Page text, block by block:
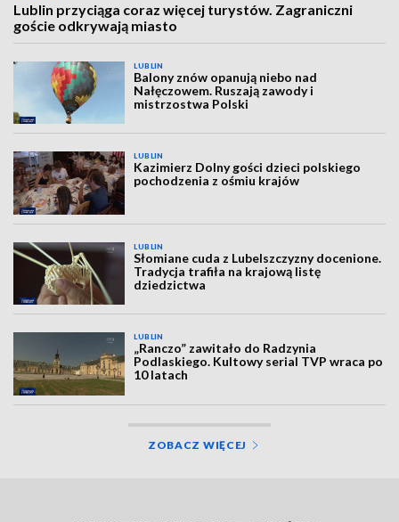
Lublin przyciąga coraz więcej turystów. Zagraniczni
goście odkrywają miasto
LUBLIN
Balony znów opanują niebo nad
Nałęczowem. Ruszają zawody i
mistrzostwa Polski
LUBLIN
Kazimierz Dolny gości dzieci polskiego
pochodzenia z ośmiu krajów
LUBLIN
Słomiane cuda z Lubelszczyzny docenione.
Tradycja trafiła na krajową listę
dziedzictwa
LUBLIN
„Ranczo” zawitało do Radzynia
Podlaskiego. Kultowy serial TVP wraca po
10 latach
ZOBACZ WIĘCEJ